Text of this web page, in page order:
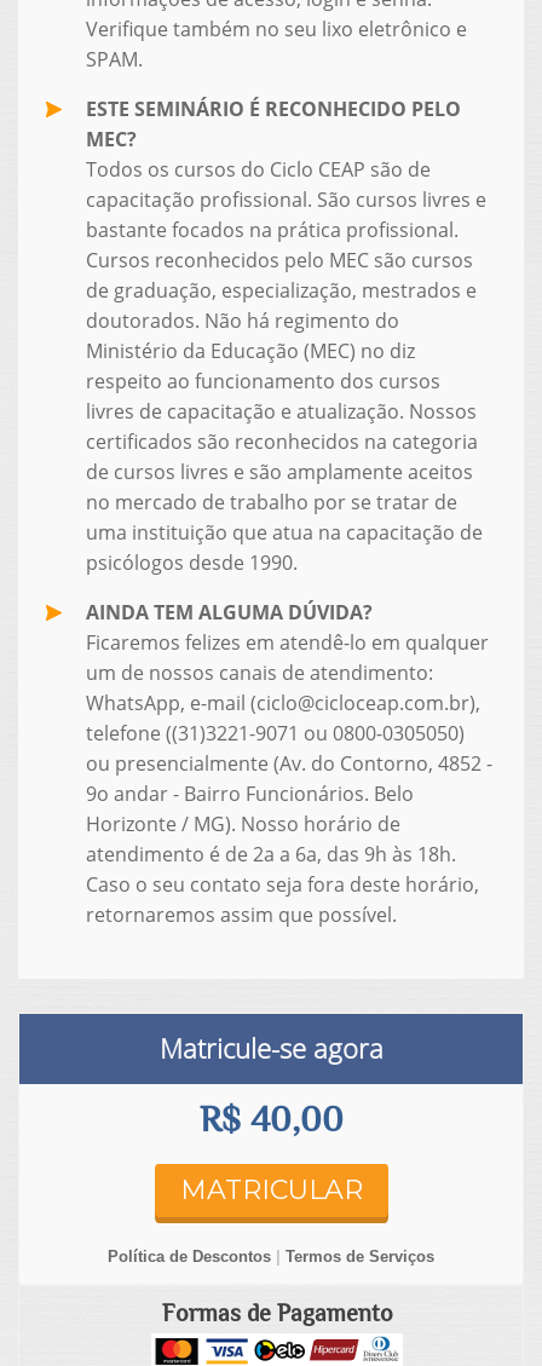
Verifique também no seu lixo eletrônico e
SPAM.
ESTE SEMINÁRIO É RECONHECIDO PELO
MEC?
Todos os cursos do Ciclo CEAP são de
capacitação profissional. São cursos livres e
bastante focados na prática profissional.
Cursos reconhecidos pelo MEC são cursos
de graduação, especialização, mestrados e
doutorados. Não há regimento do
Ministério da Educação (MEC) no diz
respeito ao funcionamento dos cursos
livres de capacitação e atualização. Nossos
certificados são reconhecidos na categoria
de cursos livres e são amplamente aceitos
no mercado de trabalho por se tratar de
uma instituição que atua na capacitação de
psicólogos desde 1990.
AINDA TEM ALGUMA DÚVIDA?
Ficaremos felizes em atendê-lo em qualquer
um de nossos canais de atendimento:
WhatsApp, e-mail (ciclo@cicloceap.com.br),
telefone ((31)3221-9071 ou 0800-0305050)
ou presencialmente (Av. do Contorno, 4852 -
9o andar - Bairro Funcionários. Belo
Horizonte / MG). Nosso horário de
atendimento é de 2a a 6a, das 9h às 18h.
Caso o seu contato seja fora deste horário,
retornaremos assim que possível.
Matricule-se agora
R$ 40,00
MATRICULAR
Política de Descontos Termos de Serviços
Formas de Pagamento